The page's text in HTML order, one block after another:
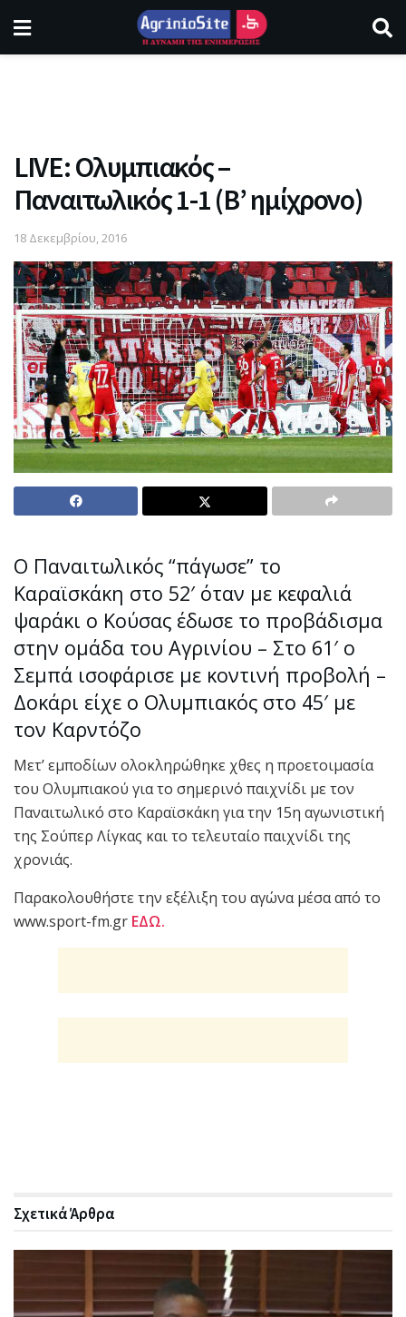
LIVE: Ολυμπιακός –
Παναιτωλικός 1-1 (Β’ ημίχρονο)
18 Δεκεμβρίου, 2016
Ο Παναιτωλικός “πάγωσε” το
Καραϊσκάκη στο 52′ όταν με κεφαλιά
ψαράκι ο Κούσας έδωσε το προβάδισμα
στην ομάδα του Αγρινίου – Στο 61′ ο
Σεμπά ισοφάρισε με κοντινή προβολή –
Δοκάρι είχε ο Ολυμπιακός στο 45′ με
τον Καρντόζο
Μετ’ εμποδίων ολοκληρώθηκε χθες η προετοιμασία
του Ολυμπιακού για το σημερινό παιχνίδι με τον
Παναιτωλικό στο Καραϊσκάκη για την 15η αγωνιστική
της Σούπερ Λίγκας και το τελευταίο παιχνίδι της
χρονιάς.
Παρακολουθήστε την εξέλιξη του αγώνα μέσα από το
www.sport-fm.gr ΕΔΩ.
ΣχετικάΆρθρα